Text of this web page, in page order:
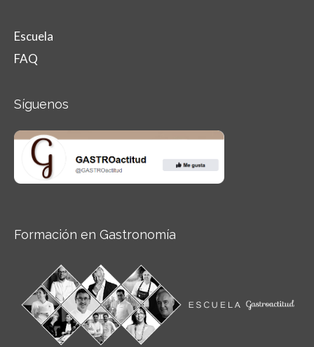
Escuela
FAQ
Síguenos
Formación en Gastronomía